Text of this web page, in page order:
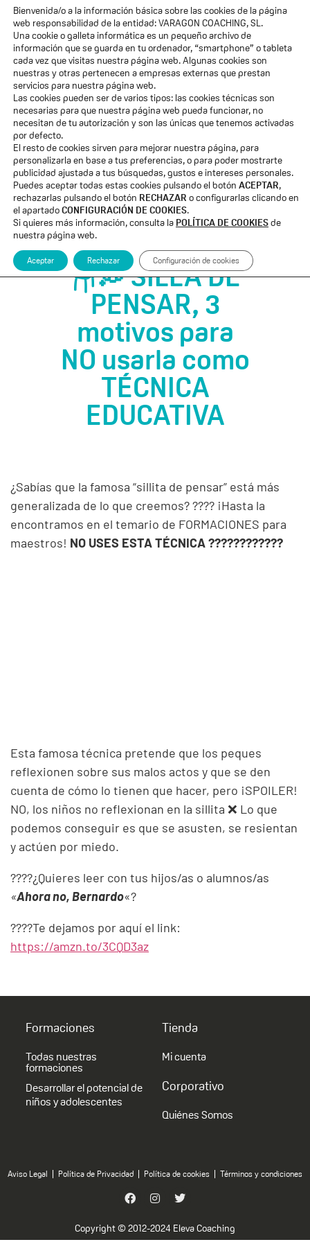
ACCESO ALUMNOS
Quiénes Somos
Voces de Eleva
Formaciones
Blog
Membresía «El Salto»
Suscribete a mi email
🪑💭 SILLA DE
PENSAR, 3
motivos para
NO usarla como
TÉCNICA
EDUCATIVA
¿Sabías que la famosa “sillita de pensar” está más
generalizada de lo que creemos? ???? ¡Hasta la
encontramos en el temario de FORMACIONES para
maestros! NO USES ESTA TÉCNICA ????????????
Esta famosa técnica pretende que los peques
reflexionen sobre sus malos actos y que se den
cuenta de cómo lo tienen que hacer, pero ¡SPOILER!
NO, los niños no reflexionan en la sillita ❌ Lo que
podemos conseguir es que se asusten, se resientan
y actúen por miedo.
????¿Quieres leer con tus hijos/as o alumnos/as
«Ahora no, Bernardo«?
????Te dejamos por aquí el link:
https://amzn.to/3CQD3az
Formaciones
Todas nuestras
formaciones
Desarrollar el potencial de
niños y adolescentes
Tienda
Mi cuenta
Corporativo
Quiénes Somos
Copyright © 2012-2024 Eleva Coaching
Aviso Legal Política de Privacidad Política de cookies Términos y condiciones
Bienvenida/o a la información básica sobre las cookies de la página
web responsabilidad de la entidad: VARAGON COACHING, SL.
Una cookie o galleta informática es un pequeño archivo de
información que se guarda en tu ordenador, “smartphone” o tableta
cada vez que visitas nuestra página web. Algunas cookies son
nuestras y otras pertenecen a empresas externas que prestan
servicios para nuestra página web.
Las cookies pueden ser de varios tipos: las cookies técnicas son
necesarias para que nuestra página web pueda funcionar, no
necesitan de tu autorización y son las únicas que tenemos activadas
por defecto.
El resto de cookies sirven para mejorar nuestra página, para
personalizarla en base a tus preferencias, o para poder mostrarte
publicidad ajustada a tus búsquedas, gustos e intereses personales.
Puedes aceptar todas estas cookies pulsando el botón ACEPTAR,
rechazarlas pulsando el botón RECHAZAR o configurarlas clicando en
el apartadoCONFIGURACIÓN DE COOKIES.
Si quieres más información, consulta la POLÍTICA DE COOKIESde
nuestra página web.
Aceptar Rechazar Configuración de cookies